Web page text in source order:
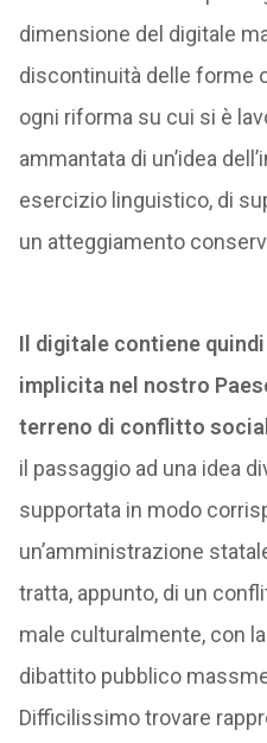
dimensione del digitale
discontinuità delle forme
ogni riforma su cui si è
ammantata di un’idea
esercizio linguistico, di
un atteggiamento
Il digitale contiene
implicita nel nostro
terreno di conflitto
il passaggio ad una idea
supportata in modo
un’amministrazione
tratta, appunto, di un
male culturalmente, con
dibattito pubblico
Difficilissimo trovare